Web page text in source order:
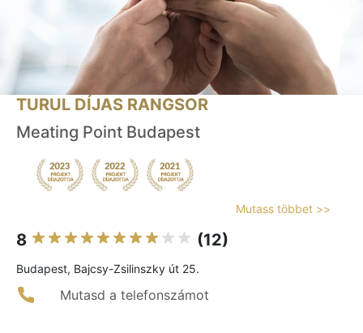
TURUL DÍJAS RANGSOR
Meating Point Budapest
Mutass többet >>
8 (12)
Budapest, Bajcsy-Zsilinszky út 25.
Mutasd a telefonszámot